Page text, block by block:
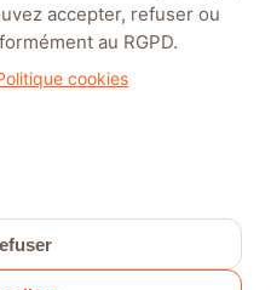
accepter, refuser ou
au RGPD.
cookies